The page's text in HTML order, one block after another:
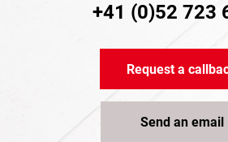
+41 (0)52 723
Request a
Send an email